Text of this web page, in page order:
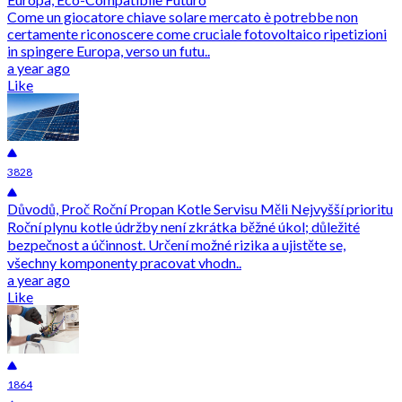
Come un giocatore chiave solare mercato è potrebbe non
certamente riconoscere come cruciale fotovoltaico ripetizioni
in spingere Europa, verso un futu..
a year ago
Like
3828
Důvodů, Proč Roční Propan Kotle Servisu Měli Nejvyšší prioritu
Roční plynu kotle údržby není zkrátka běžné úkol; důležité
bezpečnost a účinnost. Určení možné rizika a ujistěte se,
všechny komponenty pracovat vhodn..
a year ago
Like
1864